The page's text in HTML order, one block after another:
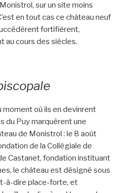
sur un site moins
en tout cas ce château neuf
fortifièrent,
au cours des siècles.
où ils en devinrent
du Puy marquèrent une
de Monistrol : le 8 août
de la Collégiale de
Castanet, fondation instituant
le château est désigné sous
à-dire place-forte, et